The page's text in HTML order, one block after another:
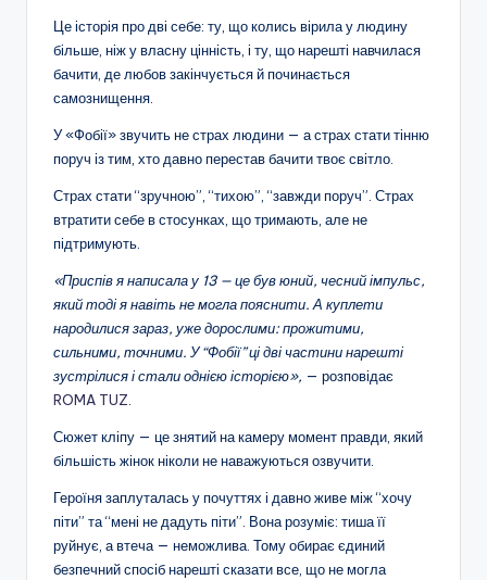
Це історія про дві себе: ту, що колись вірила у людину
більше, ніж у власну цінність, і ту, що нарешті навчилася
бачити, де любов закінчується й починається
самознищення.
У «Фобії» звучить не страх людини — а страх стати тінню
поруч із тим, хто давно перестав бачити твоє світло.
Страх стати “зручною”, “тихою”, “завжди поруч”. Страх
втратити себе в стосунках, що тримають, але не
підтримують.
«Приспів я написала у 13 — це був юний, чесний імпульс,
який тоді я навіть не могла пояснити.А куплети
народилися зараз, уже дорослими: прожитими,
сильними, точними. У “Фобії” ці дві частини нарешті
зустрілися і стали однією історією», — розповідає
ROMA TUZ.
Сюжет кліпу — це знятий на камеру момент правди, який
більшість жінок ніколи не наважуються озвучити.
Героїня заплуталась у почуттях і давно живе між “хочу
піти” та “мені не дадуть піти”. Вона розуміє: тиша її
руйнує, а втеча — неможлива. Тому обирає єдиний
безпечний спосіб нарешті сказати все, що не могла